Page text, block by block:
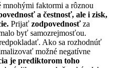
mnohými faktormi a rôznou
a čestnosť, ale i zisk,
Prijať zodpovednosťza
byť samozrejmosťou.
Ako sa rozhodnúť
možné negatívne
je prediktorom toho